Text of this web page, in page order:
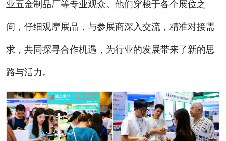
业五金制品厂等专业观众。他们穿梭于各个展位之
间，仔细观摩展品，与参展商深入交流，精准对接需
求，共同探寻合作机遇，为行业的发展带来了新的思
路与活力。